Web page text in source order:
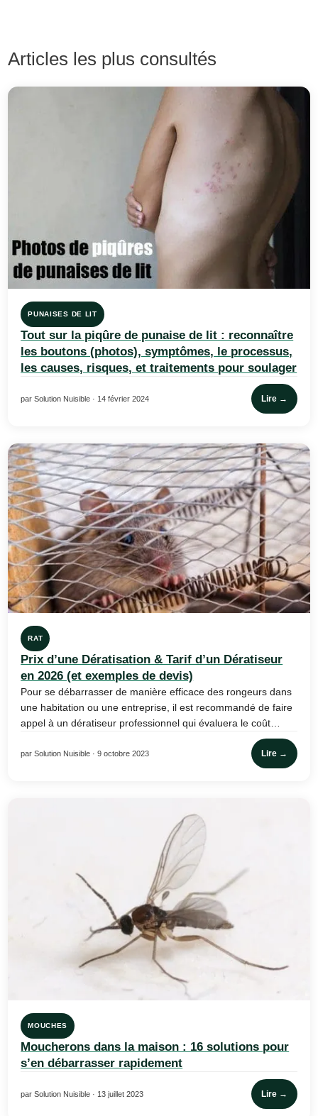
Articles les plus consultés
PUNAISES DE LIT
Tout sur la piqûre de punaise de lit : reconnaître
les boutons (photos), symptômes, le processus,
les causes, risques, et traitements pour soulager
par Solution Nuisible · 14 février 2024 Lire →
RAT
Prix d’une Dératisation & Tarif d’un Dératiseur
en 2026 (et exemples de devis)
Pour se débarrasser de manière efficace des rongeurs dans
une habitation ou une entreprise, il est recommandé de faire
appel à un dératiseur professionnel qui évaluera le coût…
par Solution Nuisible · 9 octobre 2023 Lire →
MOUCHES
Moucherons dans la maison : 16 solutions pour
s’en débarrasser rapidement
par Solution Nuisible · 13 juillet 2023 Lire →